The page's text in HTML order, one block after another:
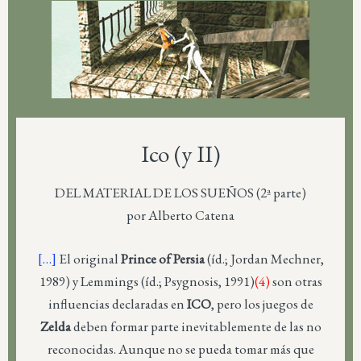
Ico (y II)
DEL MATERIAL DE LOS SUEÑOS (2ª parte)
por Alberto Catena
[…] El originalPrince of Persia(íd.; Jordan Mechner,
1989) y Lemmings (íd.; Psygnosis, 1991)(4)son otras
influencias declaradas enICO, pero los juegos de
Zeldadeben formar parte inevitablemente de las no
reconocidas. Aunque no se pueda tomar más que